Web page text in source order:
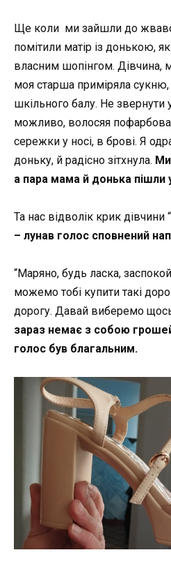
Ще коли ми зайшли до
помітили матір із донькою,
власним шопінгом. Дівчина,
моя старша приміряла
шкільного балу. Не звернути
можливо, волосяя
сережки у носі, в брові. Я
доньку, й радісно зітхнула. Ми
а пара мама й донька пішли
Та нас відволік крик дівчини “
– лунав голос сповнений
“Маряно, будь ласка,
можемо тобі купити такі
дорогу. Давай виберемо
зараз немає з собою
голос був благальним.